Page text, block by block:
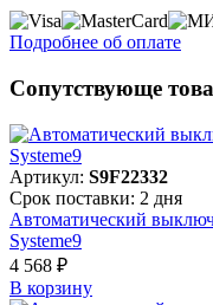
Подробнее об оплате
Сопутствующе
Артикул: S9F22332
Срок поставки: 2 дня
Автоматический
Systeme9
4 568 ₽
В корзинy